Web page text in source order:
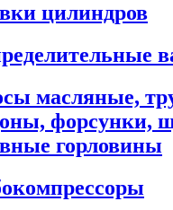
цилиндров
масляные,
форсунки,
горловины